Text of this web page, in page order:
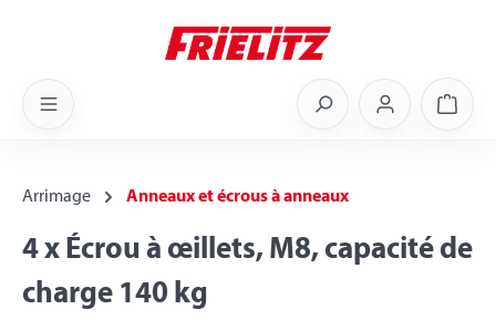
Arrimage Anneaux et écrous à anneaux
4 x Écrou à œillets, M8, capacité de
charge 140 kg